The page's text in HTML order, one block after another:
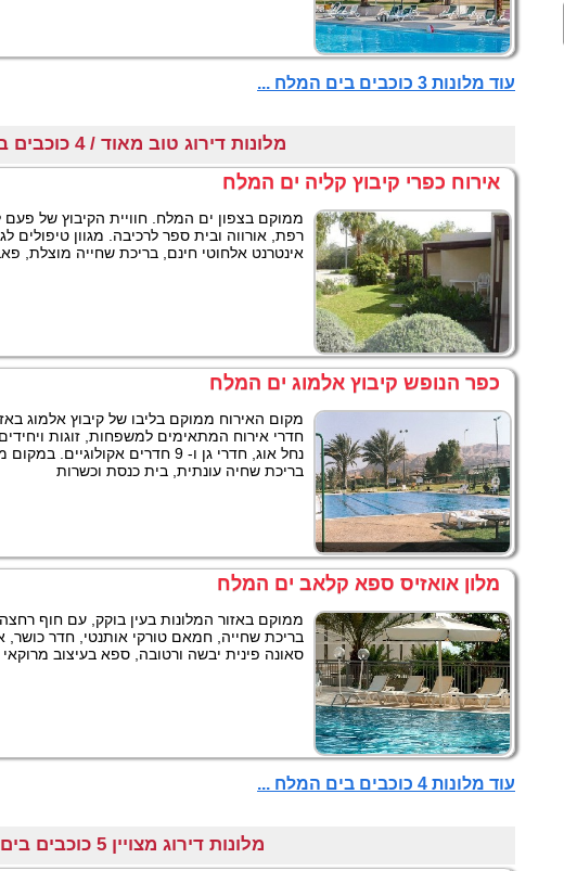
עוד מלונות 3 כוכבים בים המלח ...
מלונות דירוג טוב מאוד / 4 כוכבים בים המלח
אירוח כפרי קיבוץ קליה ים המלח
ממוקם בצפון ים המלח. חוויית הקיבוץ של פעם
רפת, אורווה ובית ספר לרכיבה. מגוון טיפולים
אינטרנט אלחוטי חינם, בריכת שחייה מוצלת,
כפר הנופש קיבוץ אלמוג ים המלח
חדרי אירוח המתאימים למשפחות, זוגות
נחל אוג, חדרי גן ו- 9 חדרים
בריכת שחיה עונתית, בית כנסת וכשרות
מלון אואזיס ספא קלאב ים המלח
ממוקם באזור המלונות בעין בוקק, עם חוף
בריכת שחייה, חמאם טורקי אותנטי, חדר כושר,
סאונה פינית יבשה ורטובה, ספא בעיצוב מרוקאי
עוד מלונות 4 כוכבים בים המלח ...
מלונות דירוג מצויין 5 כוכבים בים המלח